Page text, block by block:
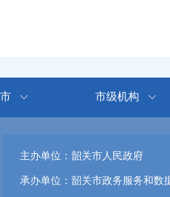
市级机构
主办单位：韶关市人民政府
承办单位：韶关市政务服务和数